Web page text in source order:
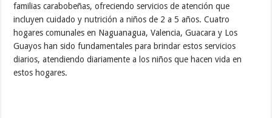
familias carabobeñas, ofreciendo servicios de atención que
incluyen cuidado y nutrición a niños de 2 a 5 años. Cuatro
hogares comunales en Naguanagua, Valencia, Guacara y Los
Guayos han sido fundamentales para brindar estos servicios
diarios, atendiendo diariamente a los niños que hacen vida en
estos hogares.